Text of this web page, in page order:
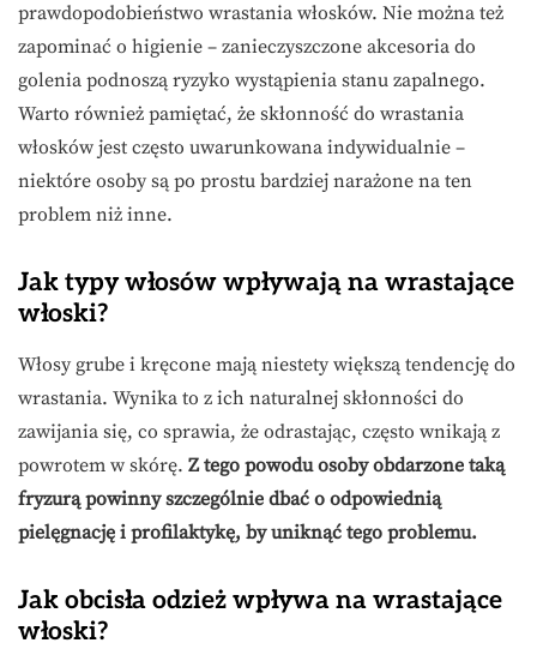
prawdopodobieństwo wrastania włosków. Nie można też
zapominać o higienie – zanieczyszczone akcesoria do
golenia podnoszą ryzyko wystąpienia stanu zapalnego.
Warto również pamiętać, że skłonność do wrastania
włosków jest często uwarunkowana indywidualnie –
niektóre osoby są po prostu bardziej narażone na ten
problem niż inne.
Jak typy włosów wpływają na wrastające
włoski?
Włosy grube i kręcone mają niestety większą tendencję do
wrastania. Wynika to z ich naturalnej skłonności do
zawijania się, co sprawia, że odrastając, często wnikają z
powrotem w skórę. Z tego powodu osoby obdarzone taką
fryzurą powinny szczególnie dbać o odpowiednią
pielęgnację i profilaktykę, by uniknąć tego problemu.
Jak obcisła odzież wpływa na wrastające
włoski?